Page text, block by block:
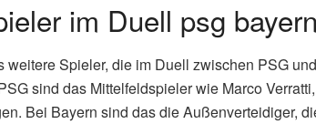
im Duell psg
Spieler, die im Duell zwischen PSG
sind das Mittelfeldspieler wie Marco
Bei Bayern sind das die Außenverteidiger,